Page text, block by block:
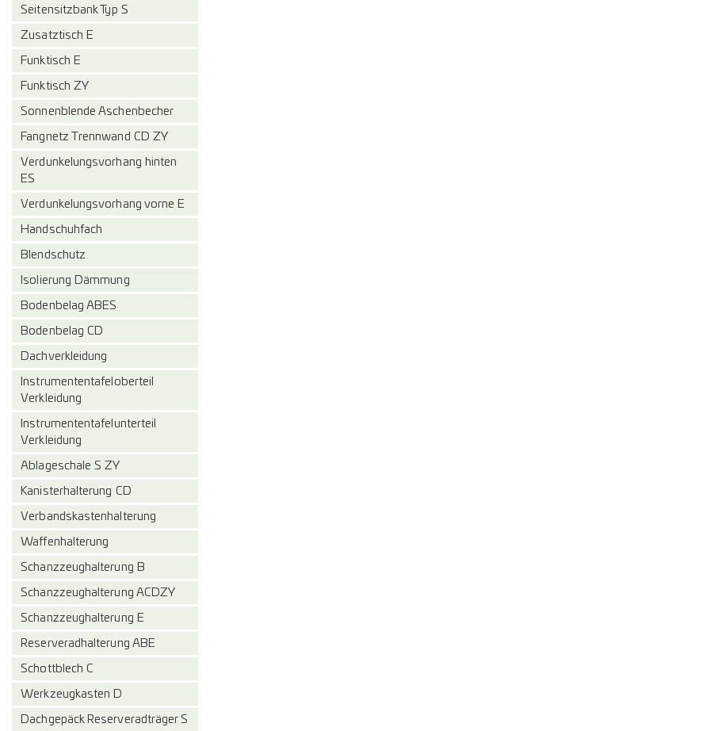
Seitensitzbank Typ S
Zusatztisch E
Funktisch E
Funktisch ZY
Sonnenblende Aschenbecher
Fangnetz Trennwand CD ZY
Verdunkelungsvorhang hinten
ES
Verdunkelungsvorhang vorne E
Handschuhfach
Blendschutz
Isolierung Dämmung
Bodenbelag ABES
Bodenbelag CD
Dachverkleidung
Instrumententafeloberteil
Verkleidung
Instrumententafelunterteil
Verkleidung
Ablageschale S ZY
Kanisterhalterung CD
Verbandskastenhalterung
Waffenhalterung
Schanzzeughalterung B
Schanzzeughalterung ACDZY
Schanzzeughalterung E
Reserveradhalterung ABE
Schottblech C
Werkzeugkasten D
Dachgepäck Reserveradträger S